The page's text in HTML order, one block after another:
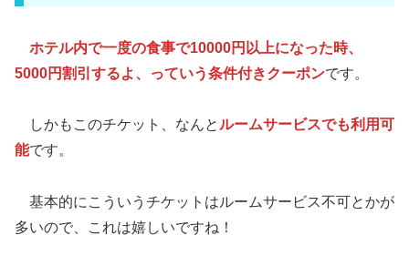
ホテル内で一度の食事で10000円以上になった時、
5000円割引するよ、っていう条件付きクーポンです。
しかもこのチケット、なんと ルームサービスでも利用可
能です。
基本的にこういうチケットはルームサービス不可とかが
多いので、これは嬉しいですね！